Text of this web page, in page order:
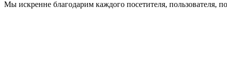
Мы искренне благодарим каждого посетителя, пользователя,